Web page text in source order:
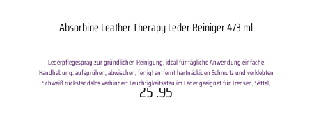
Absorbine Leather Therapy Leder Reiniger 473 ml
Lederpflegespray zur gründlichen Reinigung, ideal für tägliche Anwendung einfache
Handhabung: aufsprühen, abwischen, fertig! entfernt hartnäckigen Schmutz und verklebten
Schweiß rückstandslos verhindert Feuchtigkeitsstau im Leder geeignet für Trensen, Sättel,
Stiefel, Schuhe und alle anderen Lederprodukte Inhalt: 473 ml Lieferumfang: Absorbine Leather
25.95